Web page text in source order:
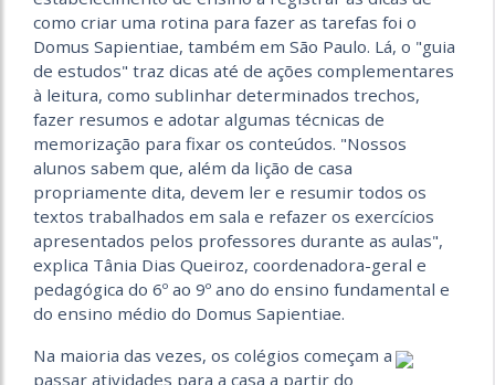
como criar uma rotina para fazer as tarefas foi o
Domus Sapientiae, também em São Paulo. Lá, o "guia
de estudos" traz dicas até de ações complementares
à leitura, como sublinhar determinados trechos,
fazer resumos e adotar algumas técnicas de
memorização para fixar os conteúdos. "Nossos
alunos sabem que, além da lição de casa
propriamente dita, devem ler e resumir todos os
textos trabalhados em sala e refazer os exercícios
apresentados pelos professores durante as aulas",
explica Tânia Dias Queiroz, coordenadora-geral e
pedagógica do 6º ao 9º ano do ensino fundamental e
do ensino médio do Domus Sapientiae.
Na maioria das vezes, os colégios começam a
passar atividades para a casa a partir do